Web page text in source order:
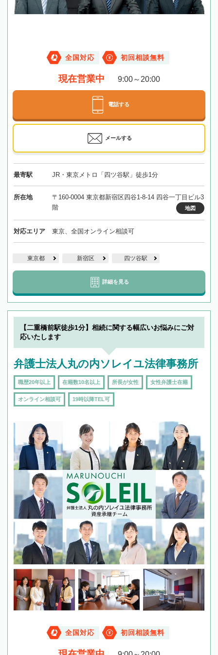
全国対応 初回相談無料
現在営業中 9:00～20:00
電話する
メールする
最寄駅 JR・東京メトロ「四ツ谷駅」徒歩1分
所在地
〒160-0004 東京都新宿区四谷1-8-14 四谷一丁目ビル3
階
地図
対応エリア 東京、全国オンライン相談可
東京都 新宿区 四ツ谷駅
詳細を見る
【二重橋前駅徒歩1分】相続に関する幅広いお悩みにご対
応いたします
弁護士法人丸の内ソレイユ法律事務所
職歴20年以上 在籍数10名以上 所長が女性 女性弁護士在籍
オンライン相談可 19時以降TEL可
全国対応 初回相談無料